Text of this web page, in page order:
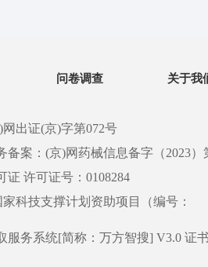
问卷调查 关于我
出证(京)字第072号
案：(京)网药械信息备字（2023）
许可证号：0108284
科技支撑计划资助项目（编号：
服务系统[简称：万方智搜] V3.0 证